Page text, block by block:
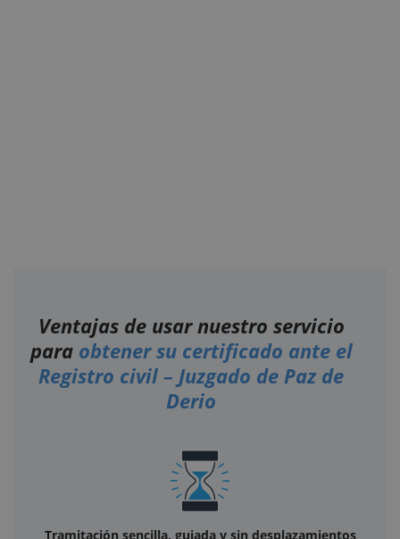
Ventajas de usar nuestro servicio
para obtener su certificado ante el
Registro civil – Juzgado de Paz de
Derio
Tramitación sencilla, guiada y sin desplazamientos